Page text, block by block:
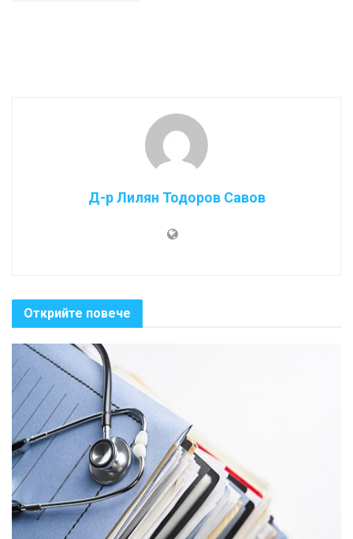
Д-р Лилян Тодоров Савов
Открийте повече